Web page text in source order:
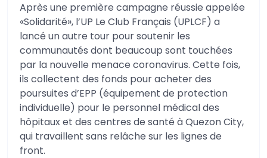
Après une première campagne réussie appelée
«Solidarité», l’UP Le Club Français (UPLCF) a
lancé un autre tour pour soutenir les
communautés dont beaucoup sont touchées
par la nouvelle menace coronavirus. Cette fois,
ils collectent des fonds pour acheter des
poursuites d’EPP (équipement de protection
individuelle) pour le personnel médical des
hôpitaux et des centres de santé à Quezon City,
qui travaillent sans relâche sur les lignes de
front.